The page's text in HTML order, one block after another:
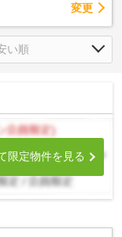
変更
限定物件を見る